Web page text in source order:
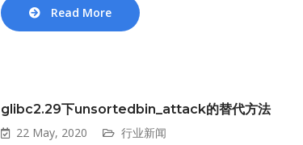
Read More
glibc2.29下unsortedbin_attack的替代方法
22 May, 2020
行业新闻